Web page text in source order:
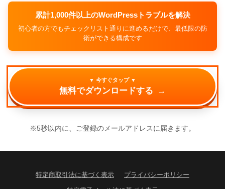
累計1,000件以上のWordPressトラブルを解決
初心者の方でもチェックリスト通りに進めるだけで、最低限の防
衛ができる構成です
▼ 今すぐタップ ▼
無料でダウンロードする →
※5秒以内に、ご登録のメールアドレスに届きます。
特定商取引法に基づく表示 プライバシーポリシー